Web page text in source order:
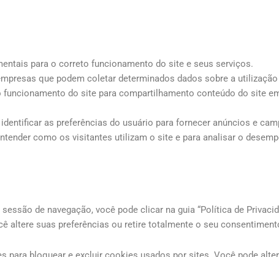
para o correto funcionamento do site e seus serviços.
que podem coletar determinados dados sobre a
do site para compartilhamento conteúdo do site
as preferências do usuário para fornecer anúncios e
como os visitantes utilizam o site e para analisar o
de navegação, você pode clicar na guia “Política de
altere suas preferências ou retire totalmente o seu